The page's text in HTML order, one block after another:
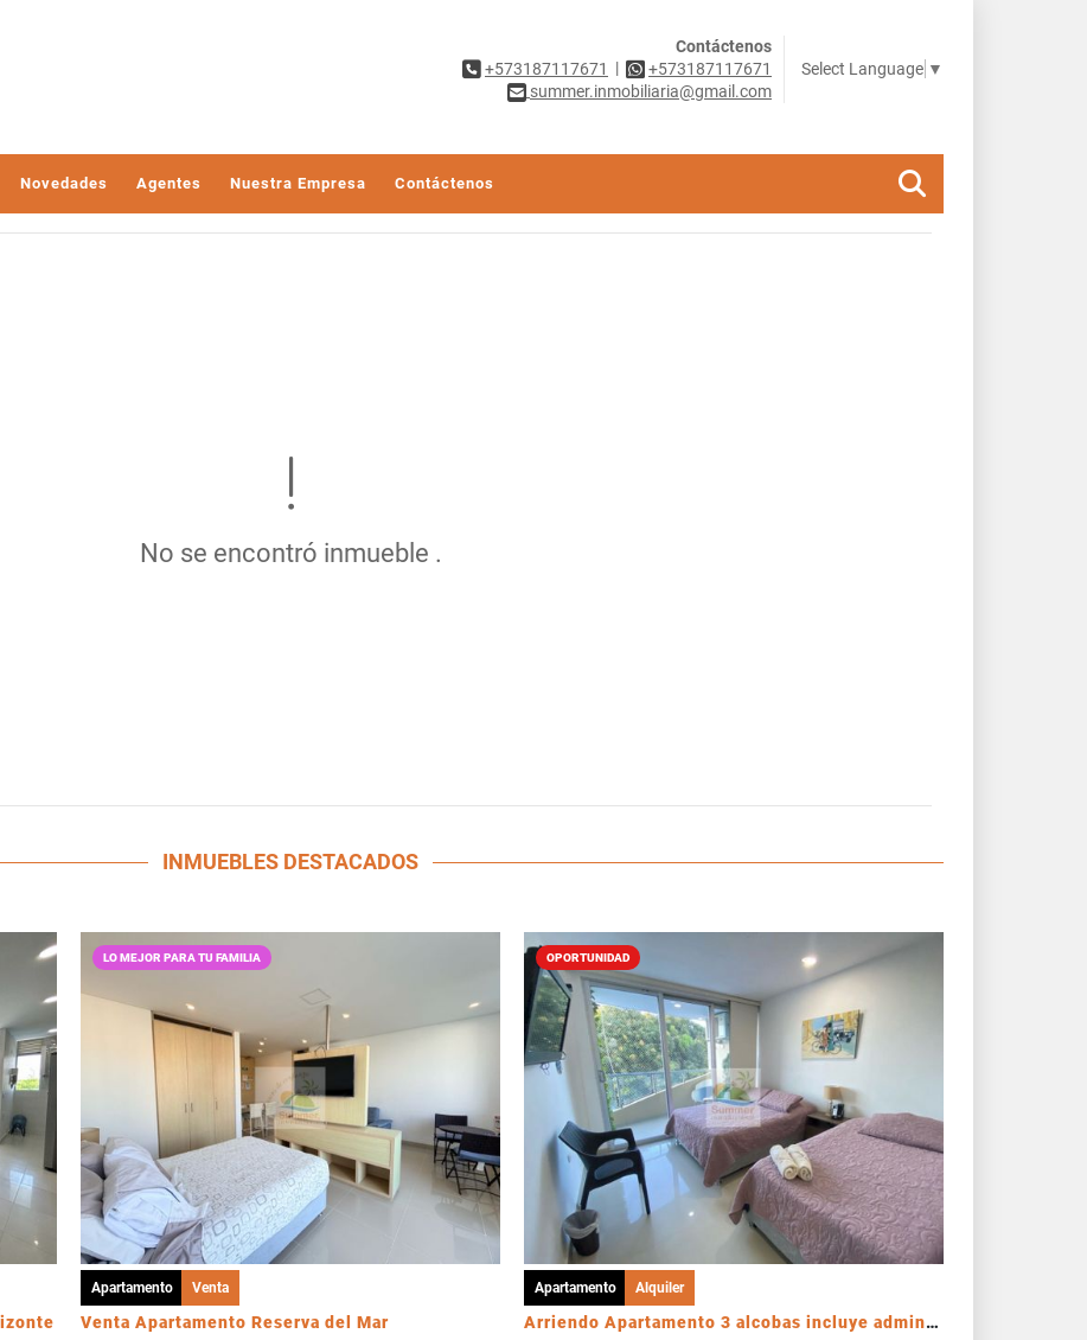
Contáctenos
+573187117671
|
+573187117671
summer.inmobiliaria@gmail.com
Select Language ▼
Novedades Agentes Nuestra Empresa Contáctenos
No se encontró inmueble .
INMUEBLES DESTACADOS
LO MEJOR PARA TU FAMILIA
Apartamento Venta
Venta Apartamento Reserva del Mar
OPORTUNIDAD
Apartamento Alquiler
Arriendo Apartamento 3 alcobas incluye administración